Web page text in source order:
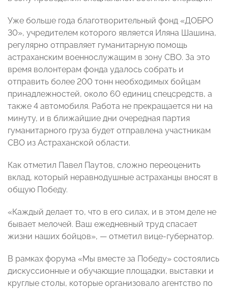
Уже больше года благотворительный фонд «ДОБРО
30», учредителем которого является Иляна Шашина,
регулярно отправляет гуманитарную помощь
астраханским военнослужащим в зону СВО. За это
время волонтерам фонда удалось собрать и
отправить более 200 тонн необходимых бойцам
принадлежностей, около 60 единиц спецсредств, а
также 4 автомобиля. Работа не прекращается ни на
минуту, и в ближайшие дни очередная партия
гуманитарного груза будет отправлена участникам
СВО из Астраханской области.
Как отметил Павел Паутов, сложно переоценить
вклад, который неравнодушные астраханцы вносят в
общую Победу.
«Каждый делает то, что в его силах, и в этом деле не
бывает мелочей. Ваш ежедневный труд спасает
жизни наших бойцов», — отметил вице-губернатор.
В рамках форума «Мы вместе за Победу» состоялись
дискуссионные и обучающие площадки, выставки и
круглые столы, которые организовало агентство по